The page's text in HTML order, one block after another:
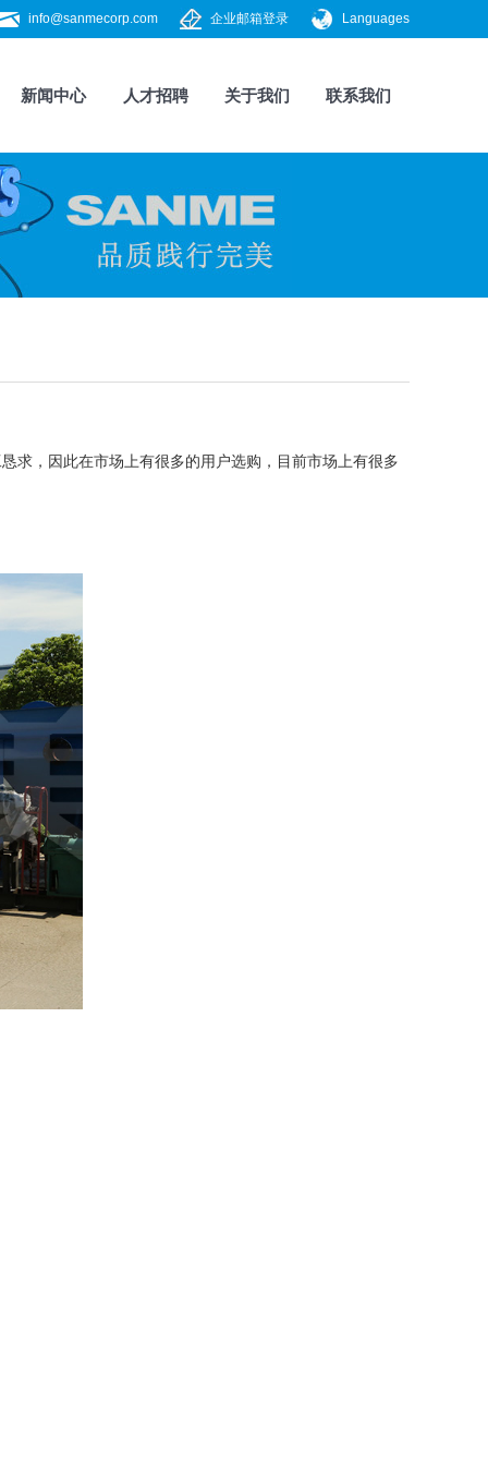
Languages
企业邮箱登录
info@sanmecorp.com
新闻中心 人才招聘 关于我们 联系我们
，因此在市场上有很多的用户选购，目前市场上有很多